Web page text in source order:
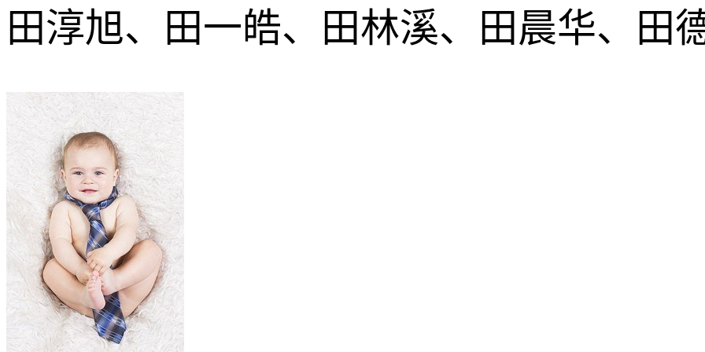
田淳旭、田一皓、田林溪、田晨华、田